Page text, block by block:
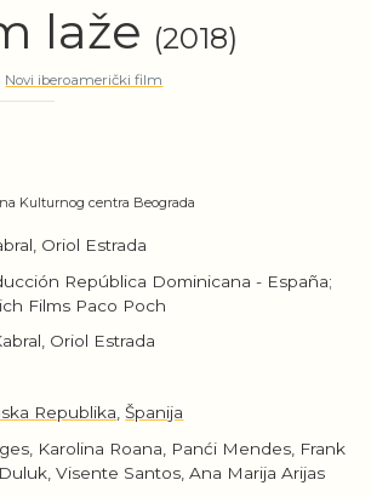
laže (2018)
Novi iberoamerički film
Kulturnog centra Beograda
Oriol Estrada
República Dominicana - España;
Films Paco Poch
Oriol Estrada
Republika,Španija
Karolina Roana, Panći Mendes, Frank
Visente Santos, Ana Marija Arijas